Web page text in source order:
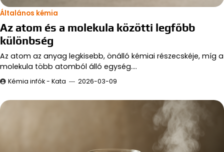
Általános kémia
Az atom és a molekula közötti legfőbb
különbség
Az atom az anyag legkisebb, önálló kémiai részecskéje, míg a
molekula több atomból álló egység.…
Kémia infók - Kata 2026-03-09